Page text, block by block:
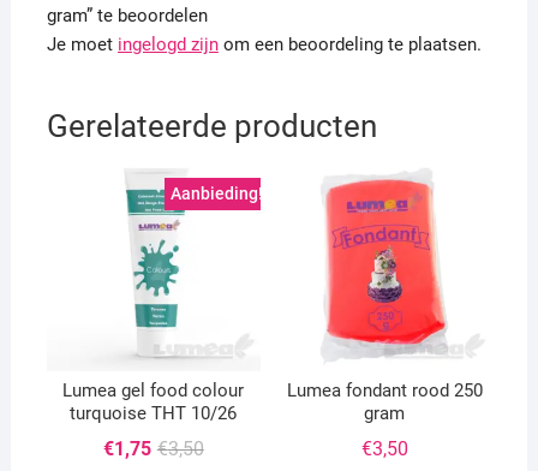
gram” te beoordelen
Je moet ingelogd zijnom een beoordeling te plaatsen.
Gerelateerde producten
Aanbieding!
Lumea gel food colour
turquoise THT 10/26
€3,50Oorspronkelijke
€1,75
Huidige
Lumea fondant rood 250
gram
€3,50